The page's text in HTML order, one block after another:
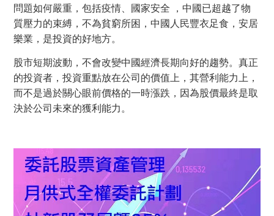
問題如何嚴重，包括疫情、國家安全 ，中國已超越了物
質壓力的束縛，不為貧窮所困，中國人民豐衣足食，安居
樂業，是投資的好地方。
股市短期波動，不會改變中國經濟長期向好的趨勢。真正
的投資者，投資重點放在公司的價值上，其營利能力上，
而不是過於關心眼前價格的一時漲跌，因為股價最終是取
決於公司未來的獲利能力。